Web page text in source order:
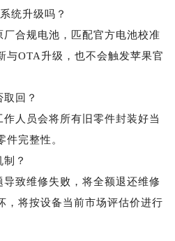
统升级吗？
合规电池，匹配官方电池校准
与OTA升级，也不会触发苹果官
回？
人员会将所有旧零件封装好当
件完整性。
？
致维修失败，将全额退还维修
，将按设备当前市场评估价进行